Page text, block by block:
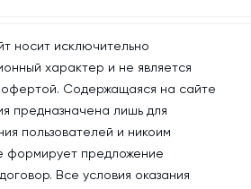
носит исключительно
характер и не является
офертой. Содержащаяся на сайте
предназначена лишь для
пользователей и никоим
формирует предложение
Все условия оказания